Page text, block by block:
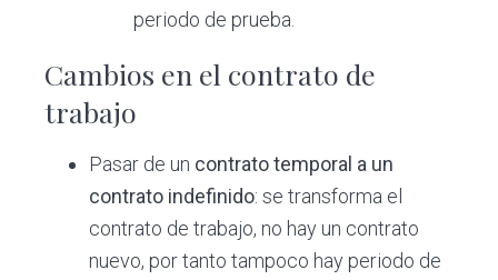
periodo de prueba.
Cambios en el contrato de
trabajo
Pasar de un contrato temporal a un
contrato indefinido: se transforma el
contrato de trabajo, no hay un contrato
nuevo, por tanto tampoco hay periodo de